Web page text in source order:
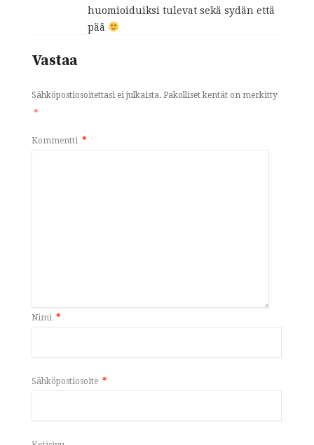
huomioiduiksi tulevat sekä sydän että
pää
Vastaa
Sähköpostiosoitettasi ei julkaista. Pakolliset kentät on merkitty
*
Kommentti *
Nimi *
Sähköpostiosoite *